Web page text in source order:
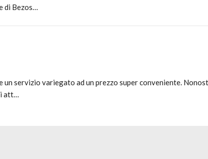
di Bezos…
un servizio variegato ad un prezzo super conveniente.
att…